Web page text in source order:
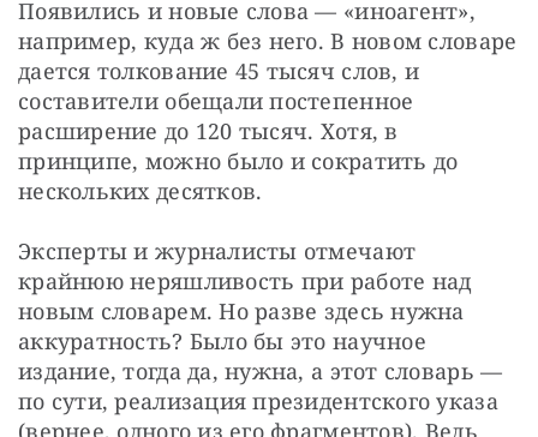
Появились и новые слова — «иноагент»,
например, куда ж без него. В новом словаре
дается толкование 45 тысяч слов, и
составители обещали постепенное
расширение до 120 тысяч. Хотя, в
принципе, можно было и сократить до
нескольких десятков.
Эксперты и журналисты отмечают
крайнюю неряшливость при работе над
новым словарем. Но разве здесь нужна
аккуратность? Было бы это научное
издание, тогда да, нужна, а этот словарь —
по сути, реализация президентского указа
(вернее, одного из его фрагментов). Ведь